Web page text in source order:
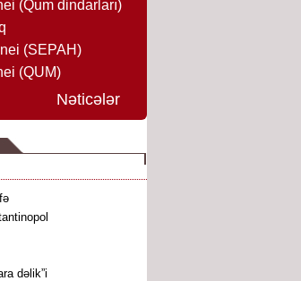
(Qum dindarları)
(SEPAH)
(QUM)
Nəticələr
dəlik”i